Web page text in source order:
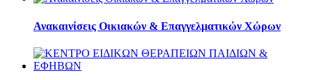
Ανακαινίσεις Οικιακών & Επαγγελματικών Χώρων